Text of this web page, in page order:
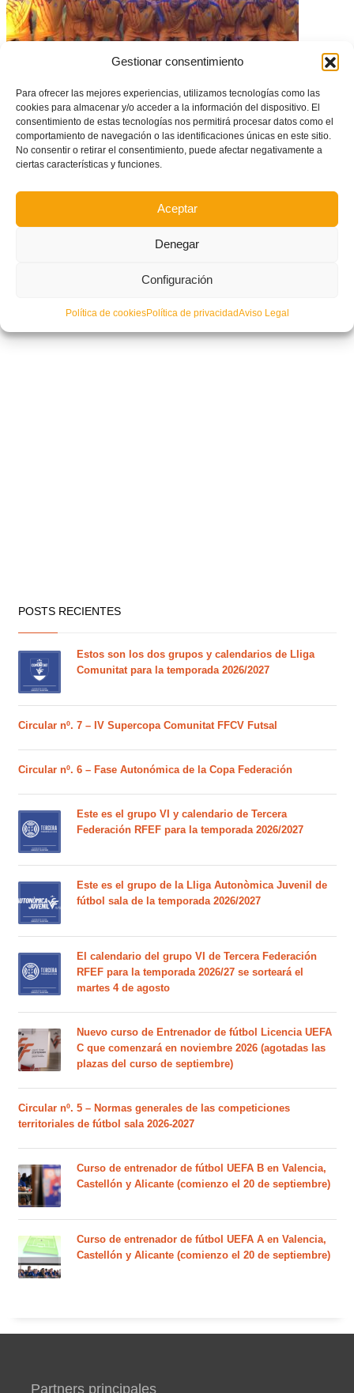
Gestionar consentimiento
Para ofrecer las mejores experiencias, utilizamos tecnologías como las
cookies para almacenar y/o acceder a la información del dispositivo. El
consentimiento de estas tecnologías nos permitirá procesar datos como el
comportamiento de navegación o las identificaciones únicas en este sitio.
No consentir o retirar el consentimiento, puede afectar negativamente a
ciertas características y funciones.
Aceptar
Denegar
Configuración
Política de cookiesPolítica de privacidadAviso Legal
La Selección Amateur se impone 1-3 al Valencia Mestalla
POSTS RECIENTES
Estos son los dos grupos y calendarios de Lliga
Comunitat para la temporada 2026/2027
Circular nº. 7 – IV Supercopa Comunitat FFCV Futsal
Circular nº. 6 – Fase Autonómica de la Copa Federación
Este es el grupo VI y calendario de Tercera
Federación RFEF para la temporada 2026/2027
Este es el grupo de la Lliga Autonòmica Juvenil de
fútbol sala de la temporada 2026/2027
El calendario del grupo VI de Tercera Federación
RFEF para la temporada 2026/27 se sorteará el
martes 4 de agosto
Nuevo curso de Entrenador de fútbol Licencia UEFA
C que comenzará en noviembre 2026 (agotadas las
plazas del curso de septiembre)
Circular nº. 5 – Normas generales de las competiciones
territoriales de fútbol sala 2026-2027
Curso de entrenador de fútbol UEFA B en Valencia,
Castellón y Alicante (comienzo el 20 de septiembre)
Curso de entrenador de fútbol UEFA A en Valencia,
Castellón y Alicante (comienzo el 20 de septiembre)
Partners principales